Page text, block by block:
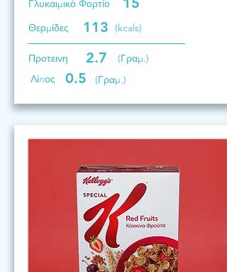
Γλυκαιμικό Φορτίο
Θερμίδες 113 (kcals)
Προτεινη 2.7
(Γραμ.)
Λίπος
0.5 (Γραμ.)